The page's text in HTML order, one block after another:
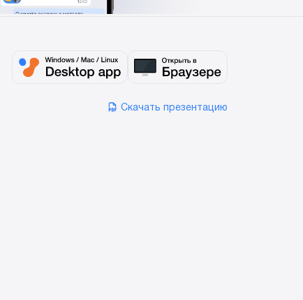
Скачать презентацию